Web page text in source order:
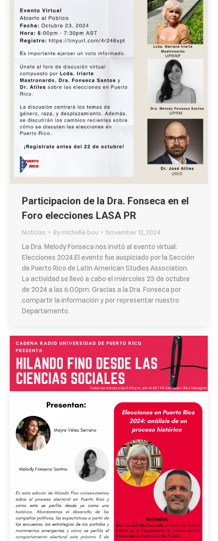
Participacion de la Dra. Fonseca en el
Foro elecciones LASA PR
Noticias Bymichelle.bou
November 12, 2024
La Dra. Melody Fonseca nos invitó al evento virtual:
Elecciones 2024.El evento fue auspiciado por la Sección
de Puerto Rico de Latin American Studies Association.
La actividad se llevó a cabo el miércoles 23 de octubre
de 2024 a las 6:00pm. Gracias a la Dra. Fonseca por
compartir la información y por representar nuestro
Departamento.